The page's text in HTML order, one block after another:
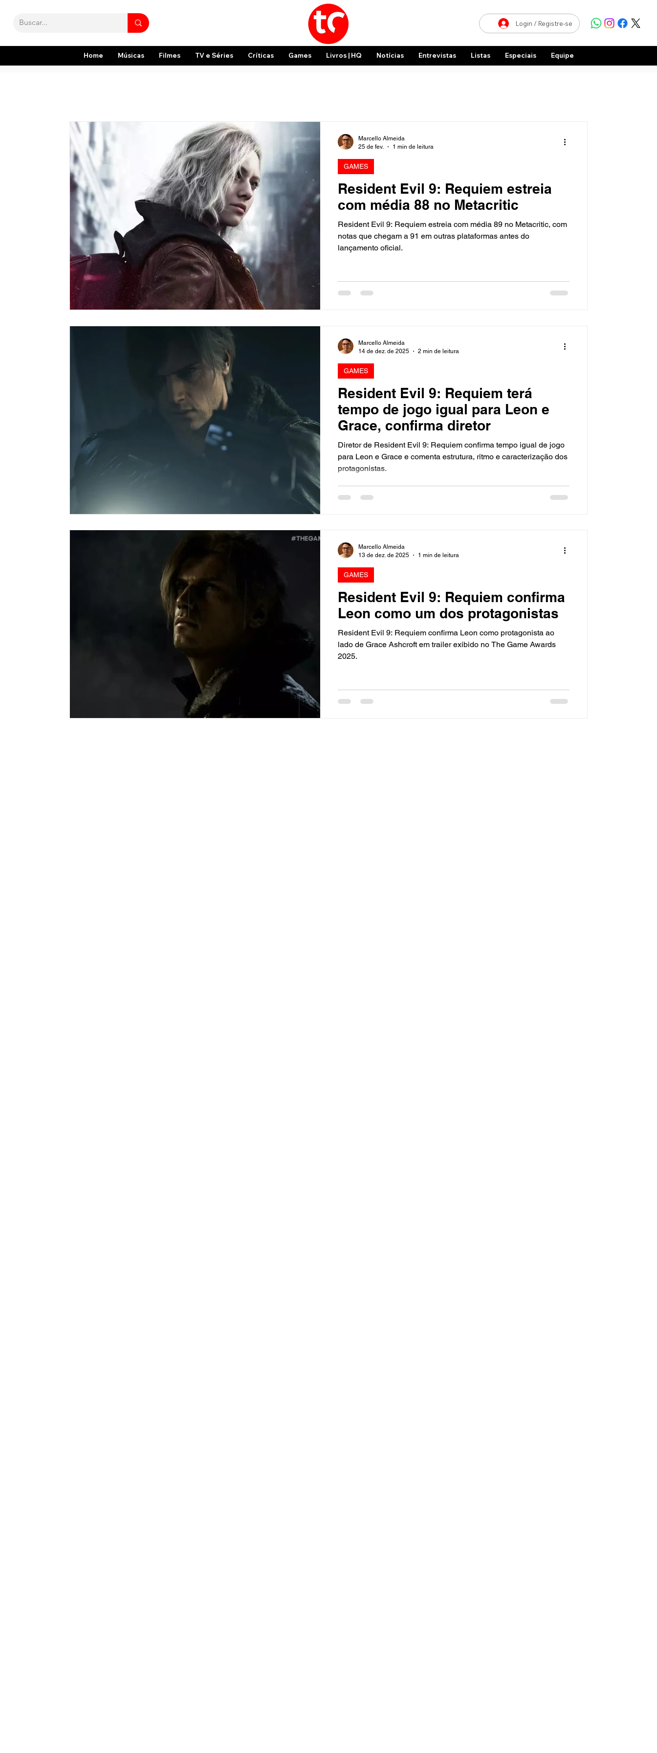
Login / Registre-se
Home Músicas Filmes TV e Séries Críticas Games Livros | HQ Notícias Entrevistas Listas Especiais Equipe
Resident Evil 9: Requiem estreia
com média 88 no Metacritic
Resident Evil 9: Requiem estreia com média 89 no Metacritic, com
notas que chegam a 91 em outras plataformas antes do
lançamento oficial.
GAMES
Marcello Almeida
25 de fev.
1 min de leitura
Resident Evil 9: Requiem terá
tempo de jogo igual para Leon e
Grace, confirma diretor
Diretor de Resident Evil 9: Requiem confirma tempo igual de jogo
para Leon e Grace e comenta estrutura, ritmo e caracterização dos
protagonistas.
GAMES
Marcello Almeida
14 de dez. de 2025
2 min de leitura
Resident Evil 9: Requiem confirma
Leon como um dos protagonistas
Resident Evil 9: Requiem confirma Leon como protagonista ao
lado de Grace Ashcroft em trailer exibido no The Game Awards
2025.
GAMES
Marcello Almeida
13 de dez. de 2025
1 min de leitura